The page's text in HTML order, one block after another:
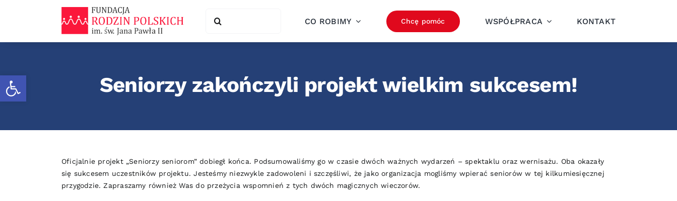
Otwórz pasek narzędzi
for:
CO ROBIMY Chcę pomóc WSPÓŁPRACA KONTAKT
Seniorzy zakończyli projekt wielkim sukcesem!
Oficjalnie projekt „Seniorzy seniorom” dobiegł końca. Podsumowaliśmy go w czasie dwóch ważnych wydarzeń – spektaklu oraz wernisażu. Oba okazały
się sukcesem uczestników projektu. Jesteśmy niezwykle zadowoleni i szczęśliwi, że jako organizacja mogliśmy wpierać seniorów w tej kilkumiesięcznej
przygodzie. Zapraszamy również Was do przeżycia wspomnień z tych dwóch magicznych wieczorów.